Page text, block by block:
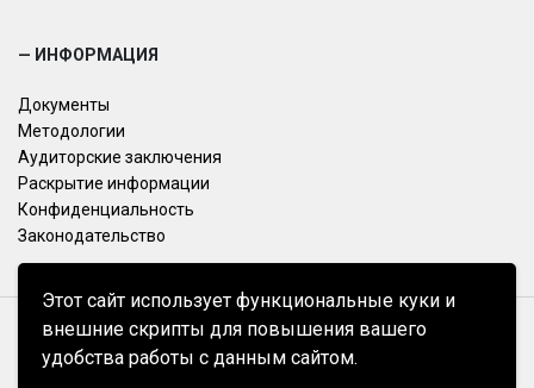
Этот сайт использует функциональные куки и
внешние скрипты для повышения вашего
удобства работы с данным сайтом.
— ИНФОРМАЦИЯ
Документы
Методологии
Аудиторские заключения
Раскрытие информации
Конфиденциальность
Законодательство
УНП 193427313
© BIK Ratings 2026.Все права защищены